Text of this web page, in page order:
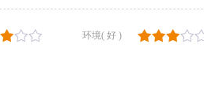
环境( 好 )